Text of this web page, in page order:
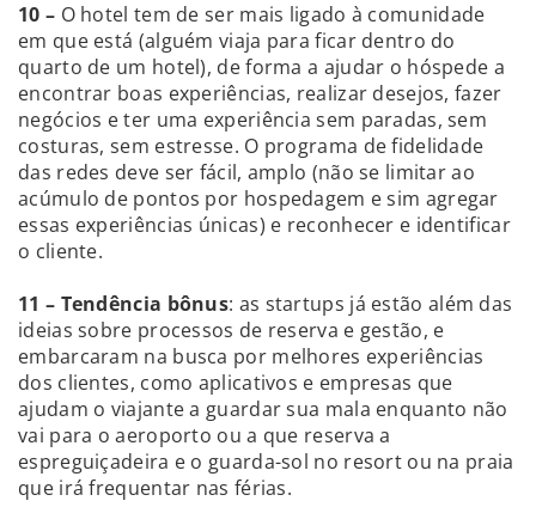
10 – O hotel tem de ser mais ligado à comunidade
em que está (alguém viaja para ficar dentro do
quarto de um hotel), de forma a ajudar o hóspede a
encontrar boas experiências, realizar desejos, fazer
negócios e ter uma experiência sem paradas, sem
costuras, sem estresse. O programa de fidelidade
das redes deve ser fácil, amplo (não se limitar ao
acúmulo de pontos por hospedagem e sim agregar
essas experiências únicas) e reconhecer e identificar
o cliente.
11 – Tendência bônus: as startups já estão além das
ideias sobre processos de reserva e gestão, e
embarcaram na busca por melhores experiências
dos clientes, como aplicativos e empresas que
ajudam o viajante a guardar sua mala enquanto não
vai para o aeroporto ou a que reserva a
espreguiçadeira e o guarda-sol no resort ou na praia
que irá frequentar nas férias.